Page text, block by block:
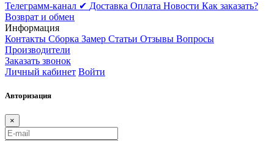
Телеграмм-канал ✔ Доставка Оплата Новости Как заказать?
Возврат и обмен
Информация
Контакты Сборка Замер Статьи Отзывы Вопросы
Производители
Заказать звонок
Личный кабинет Войти
Авторизация
×